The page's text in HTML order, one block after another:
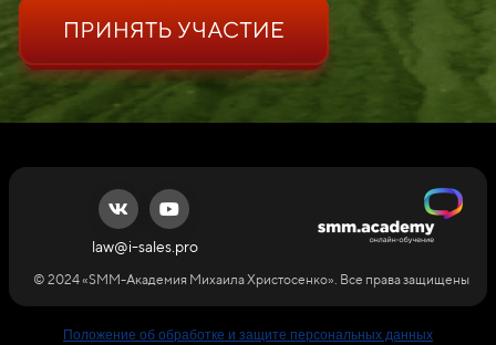
law@i-sales.pro
© 2024 «SMM-Академия Михаила Христосенко». Все права защищены
Положение об обработке и защите персональных данных